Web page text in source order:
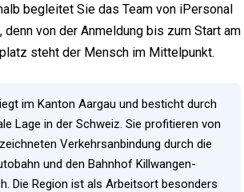
begleitet Sie das Team von iPersonal
denn von der Anmeldung bis zum Start am
steht der Mensch im Mittelpunkt.
im Kanton Aargau und besticht durch
Lage in der Schweiz. Sie profitieren von
Verkehrsanbindung durch die
und den Bahnhof Killwangen-
Die Region ist als Arbeitsort besonders